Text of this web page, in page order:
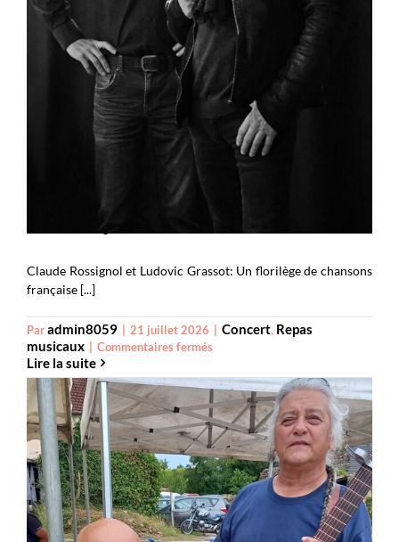
Claude Rossignol et Ludovic Grassot: Un florilège de chansons
française [...]
Paradmin8059 21 juillet 2026 Concert, Repas
musicaux
Commentaires ferméssur
Rossignol
Ludovic
Grassot
Lire la suite